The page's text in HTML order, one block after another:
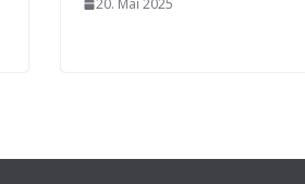
20. Mai 2025